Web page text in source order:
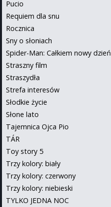
Pucio
Requiem dla snu
Rocznica
Sny o słoniach
Spider-Man: Całkiem nowy dzień
Straszny film
Straszydła
Strefa interesów
Słodkie życie
Słone lato
Tajemnica Ojca Pio
TÁR
Toy story 5
Trzy kolory: biały
Trzy kolory: czerwony
Trzy kolory: niebieski
TYLKO JEDNA NOC